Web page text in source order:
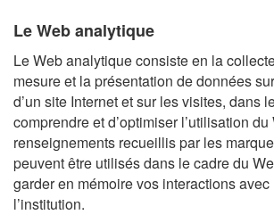
Le Web analytique
Le Web analytique consiste en la
mesure et la présentation de données
d’un site Internet et sur les visites, dans
comprendre et d’optimiser l’utilisation
renseignements recueillis par les
peuvent être utilisés dans le cadre du
garder en mémoire vos interactions
l’institution.